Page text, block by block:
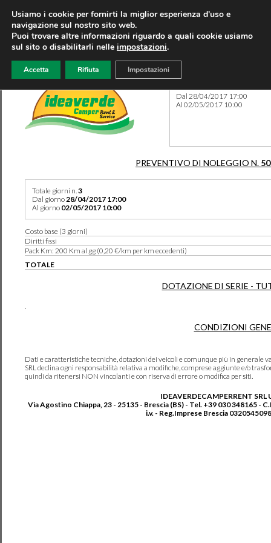
Dal 28/04/2017 17:00
Al 02/05/2017 10:00
PREVENTIVO DI NOLEGGIO N.
Totale giorni n.3
Dal giorno28/04/2017 17:00
Al giorno 02/05/2017 10:00
Costo base (3 giorni)
Diritti fissi
Pack Km: 200 Km al gg (0,20 €/km per km eccedenti)
TOTALE
DOTAZIONE DI SERIE -
.
CONDIZIONI
Dati e caratteristiche tecniche, dotazioni dei veicoli e comunque più in generale
SRL declina ogni responsabilità relativa a modifiche, comprese aggiunte e/o
quindi da ritenersi NON vincolanti e con riserva di errore o modifica per siti.
IDEAVERDECAMPERRENT SRL
Via Agostino Chiappa, 23 - 25135 - Brescia (BS) - Tel. +39 030 348165 -
i.v. - Reg.Imprese Brescia
Usiamo i cookie per fornirti la miglior esperienza d'uso e
navigazione sul nostro sito web.
Puoi trovare altre informazioni riguardo a quali cookie usiamo
sul sito o disabilitarli nelle impostazioni.
Accetta Rifiuta Impostazioni